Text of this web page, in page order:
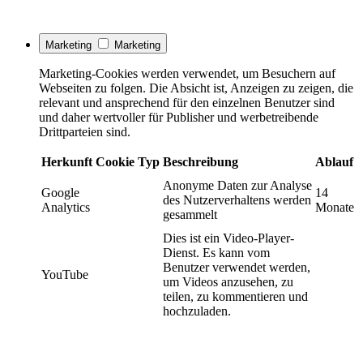
Marketing Marketing
Marketing-Cookies werden verwendet, um Besuchern auf
Webseiten zu folgen. Die Absicht ist, Anzeigen zu zeigen, die
relevant und ansprechend für den einzelnen Benutzer sind
und daher wertvoller für Publisher und werbetreibende
Drittparteien sind.
Herkunft Cookie Typ Beschreibung Ablauf
Google
Analytics
Anonyme Daten zur Analyse
des Nutzerverhaltens werden
gesammelt
14
Monate
YouTube
Dies ist ein Video-Player-
Dienst. Es kann vom
Benutzer verwendet werden,
um Videos anzusehen, zu
teilen, zu kommentieren und
hochzuladen.